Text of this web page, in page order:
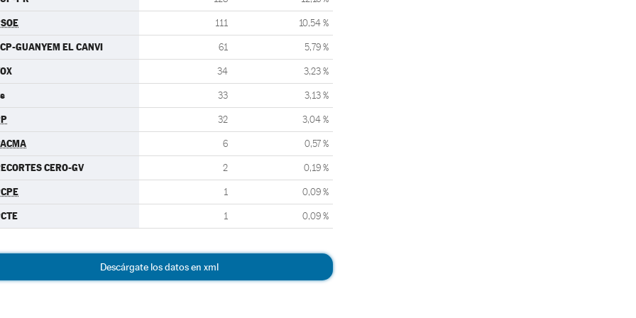
111 10,54 %
GUANYEM EL CANVI 61 5,79 %
34 3,23 %
33 3,13 %
32 3,04 %
6 0,57 %
CERO-GV 2 0,19 %
1 0,09 %
1 0,09 %
Descárgate los datos en xml